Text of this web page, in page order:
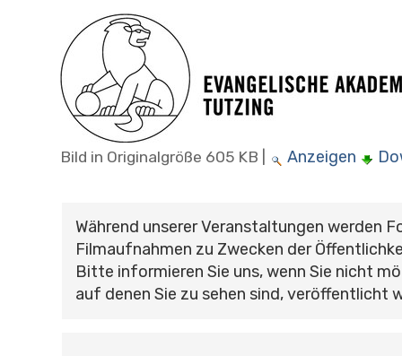
Bild in Originalgröße 605 KB Anzeigen
Während unserer Veranstaltungen werden
Filmaufnahmen zu Zwecken der
Bitte informieren Sie uns, wenn Sie nicht
auf denen Sie zu sehen sind, veröffentlicht